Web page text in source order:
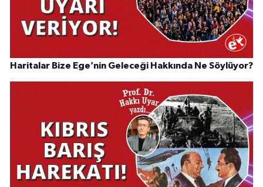
Haritalar Bize Ege’nin Geleceği Hakkında Ne Söylüyor?